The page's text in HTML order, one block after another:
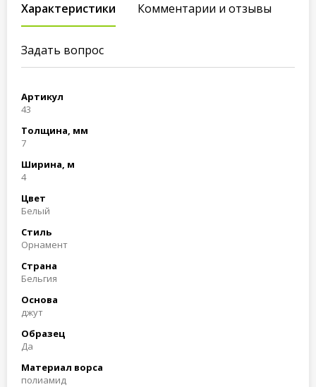
Характеристики Комментарии и отзывы
Задать вопрос
Артикул
43
Толщина, мм
7
Ширина, м
4
Цвет
Белый
Стиль
Орнамент
Страна
Бельгия
Основа
джут
Образец
Да
Материал ворса
полиамид